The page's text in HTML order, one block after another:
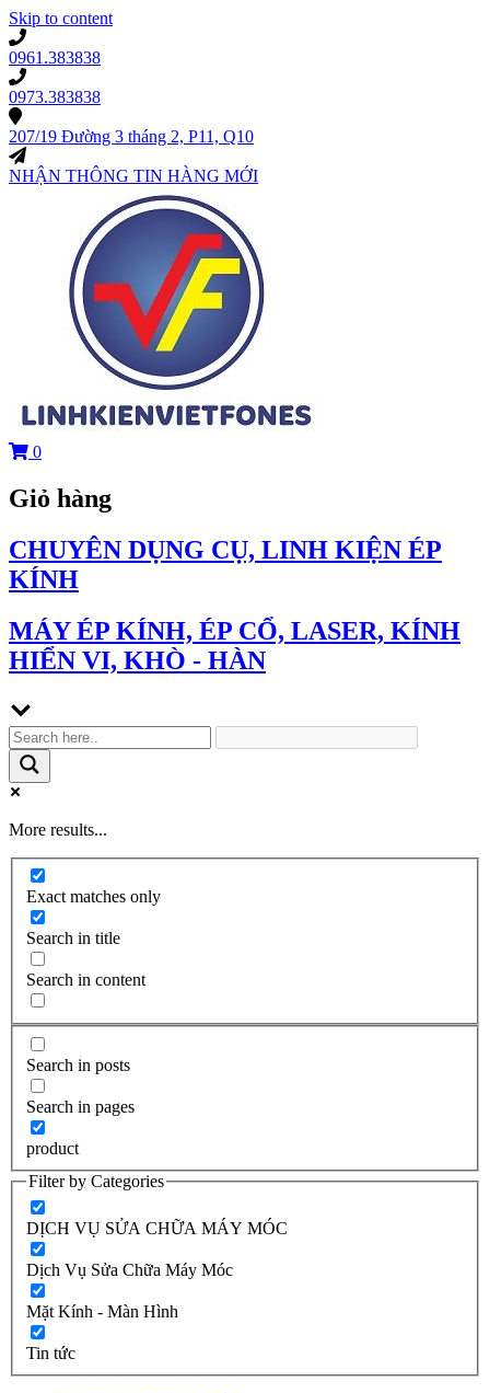
Skip to content
0961.383838
0973.383838
207/19 Đường 3 tháng 2, P11, Q10
NHẬN THÔNG TIN HÀNG MỚI
0
Giỏ hàng
CHUYÊN DỤNG CỤ, LINH KIỆN ÉP
KÍNH
MÁY ÉP KÍNH, ÉP CỔ, LASER, KÍNH
HIỂN VI, KHÒ - HÀN
More results...
Exact matches only
Search in title
Search in content
Search in posts
Search in pages
product
Filter by Categories
DỊCH VỤ SỬA CHỮA MÁY MÓC
Dịch Vụ Sửa Chữa Máy Móc
Mặt Kính - Màn Hình
Tin tức